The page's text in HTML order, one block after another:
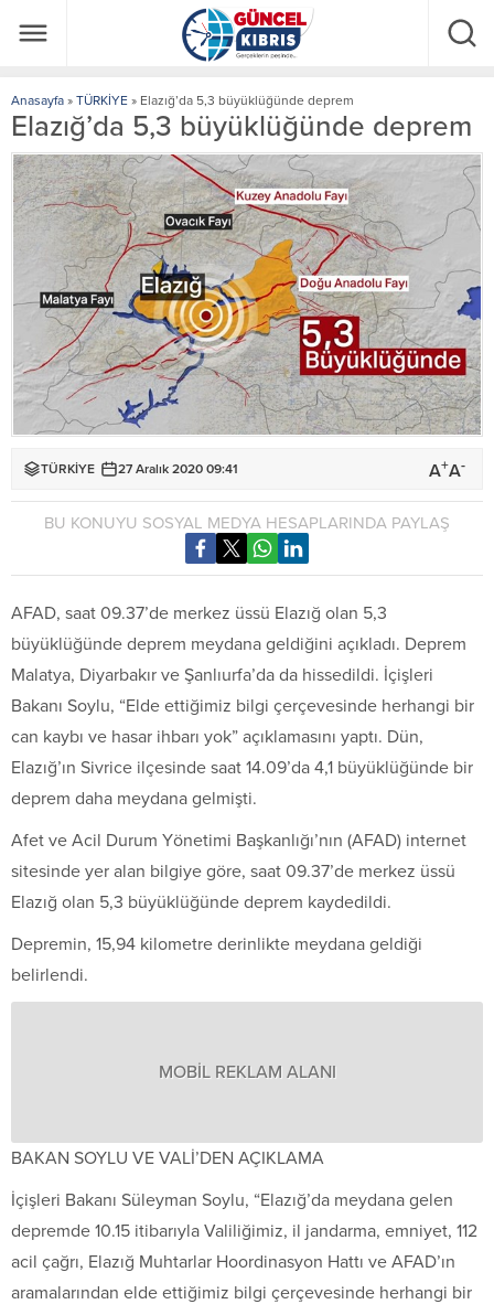
Anasayfa » TÜRKİYE » Elazığ’da 5,3 büyüklüğünde deprem
Elazığ’da 5,3 büyüklüğünde deprem
TÜRKİYE 27 Aralık 2020 09:41 A+A-
BU KONUYU SOSYAL MEDYA HESAPLARINDA PAYLAŞ
AFAD, saat 09.37’de merkez üssü Elazığ olan 5,3
büyüklüğünde deprem meydana geldiğini açıkladı. Deprem
Malatya, Diyarbakır ve Şanlıurfa’da da hissedildi. İçişleri
Bakanı Soylu, “Elde ettiğimiz bilgi çerçevesinde herhangi bir
can kaybı ve hasar ihbarı yok” açıklamasını yaptı. Dün,
Elazığ’ın Sivrice ilçesinde saat 14.09’da 4,1 büyüklüğünde bir
deprem daha meydana gelmişti.
Afet ve Acil Durum Yönetimi Başkanlığı’nın (AFAD) internet
sitesinde yer alan bilgiye göre, saat 09.37’de merkez üssü
Elazığ olan 5,3 büyüklüğünde deprem kaydedildi.
Depremin, 15,94 kilometre derinlikte meydana geldiği
belirlendi.
MOBİL REKLAM ALANI
BAKAN SOYLU VE VALİ’DEN AÇIKLAMA
İçişleri Bakanı Süleyman Soylu, “Elazığ’da meydana gelen
depremde 10.15 itibarıyla Valiliğimiz, il jandarma, emniyet, 112
acil çağrı, Elazığ Muhtarlar Hoordinasyon Hattı ve AFAD’ın
aramalarından elde ettiğimiz bilgi çerçevesinde herhangi bir